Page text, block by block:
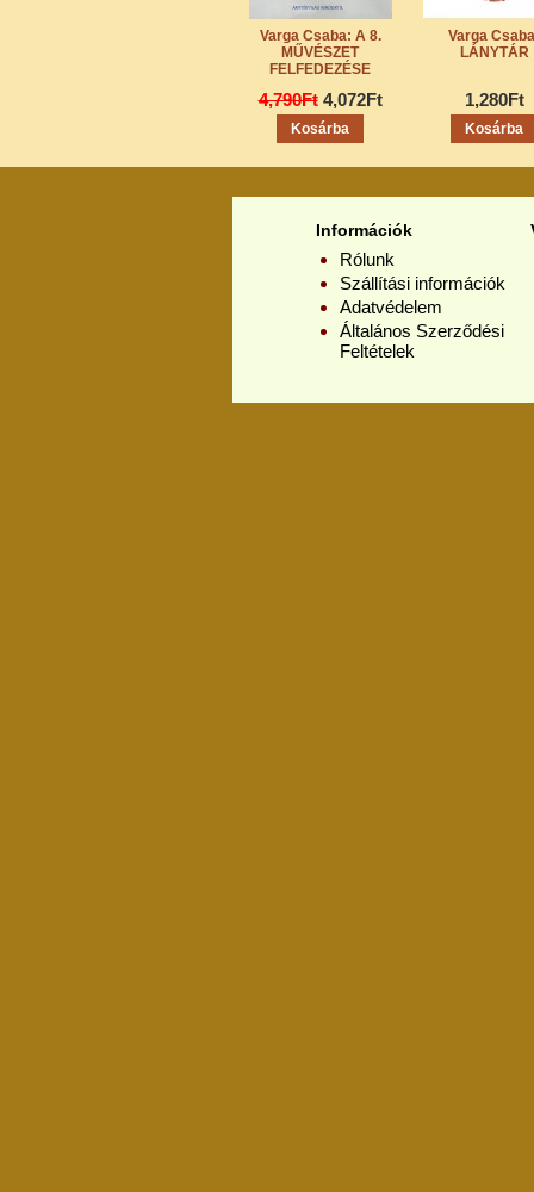
Varga Csaba: A 8.
MŰVÉSZET
FELFEDEZÉSE
4,790Ft 4,072Ft
Varga
LÁNYTÁR
1,280Ft
Információk
Rólunk
Szállítási információk
Adatvédelem
Általános Szerződési
Feltételek